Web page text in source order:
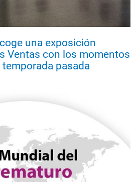
una exposición
Ventas con los momentos
pasada